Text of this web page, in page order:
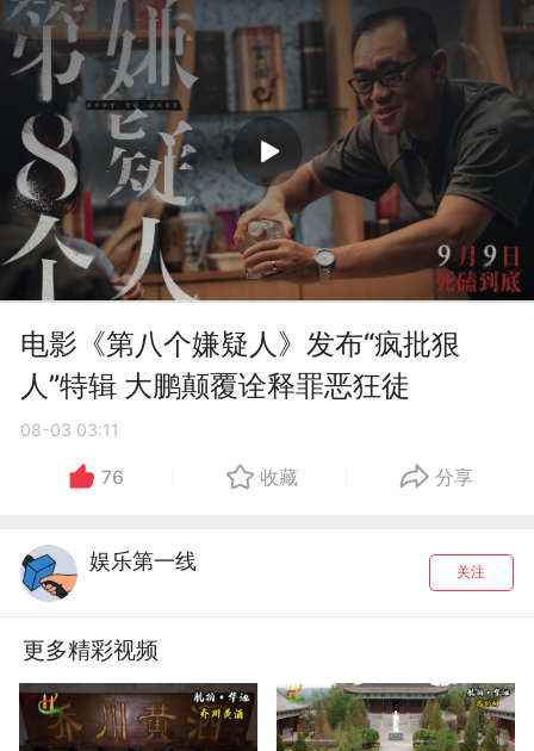
电影《第八个嫌疑人》发布“疯批狠
人”特辑 大鹏颠覆诠释罪恶狂徒
08-03 03:11
76 收藏 分享
娱乐第一线 关注
更多精彩视频